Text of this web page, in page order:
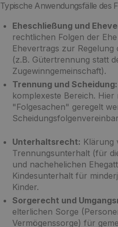
Typische Anwendungsfälle des
Eheschließung und
rechtlichen Folgen der
Ehevertrags zur Regelung
(z.B. Gütertrennung statt
Zugewinngemeinschaft).
Trennung und Scheidung:
komplexeste Bereich.
"Folgesachen" geregelt
Unterhaltsrecht: Klärung
Trennungsunterhalt (für
und nachehelichen
Kindesunterhalt für
Kinder.
Sorgerecht und
elterlichen Sorge
Vermögenssorge) für